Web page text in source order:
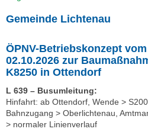
Gemeinde Lichtenau
ÖPNV-Betriebskonzept
02.10.2026 zur
K8250 in Ottendorf
L 639 – Busumleitung:
Hinfahrt: ab Ottendorf, Wende >
Bahnzugang > Oberlichtenau,
> normaler Linienverlauf